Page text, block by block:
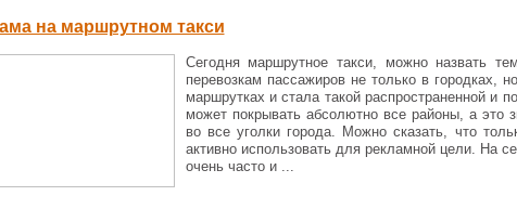
на маршрутном такси
Сегодня маршрутное такси, можно назвать
перевозкам пассажиров не только в городках,
маршрутках и стала такой распространенной и
может покрывать абсолютно все районы, а это
во все уголки города. Можно сказать, что
активно использовать для рекламной цели. На
очень часто и ...